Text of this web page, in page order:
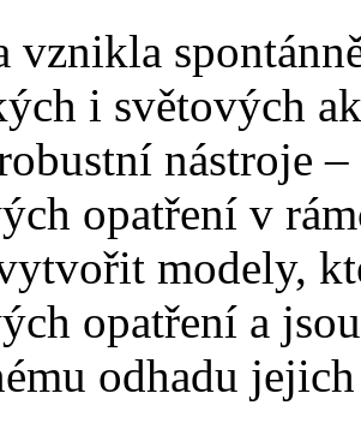
vznikla
i světových
nástroje
opatření v
modely,
opatření a
odhadu